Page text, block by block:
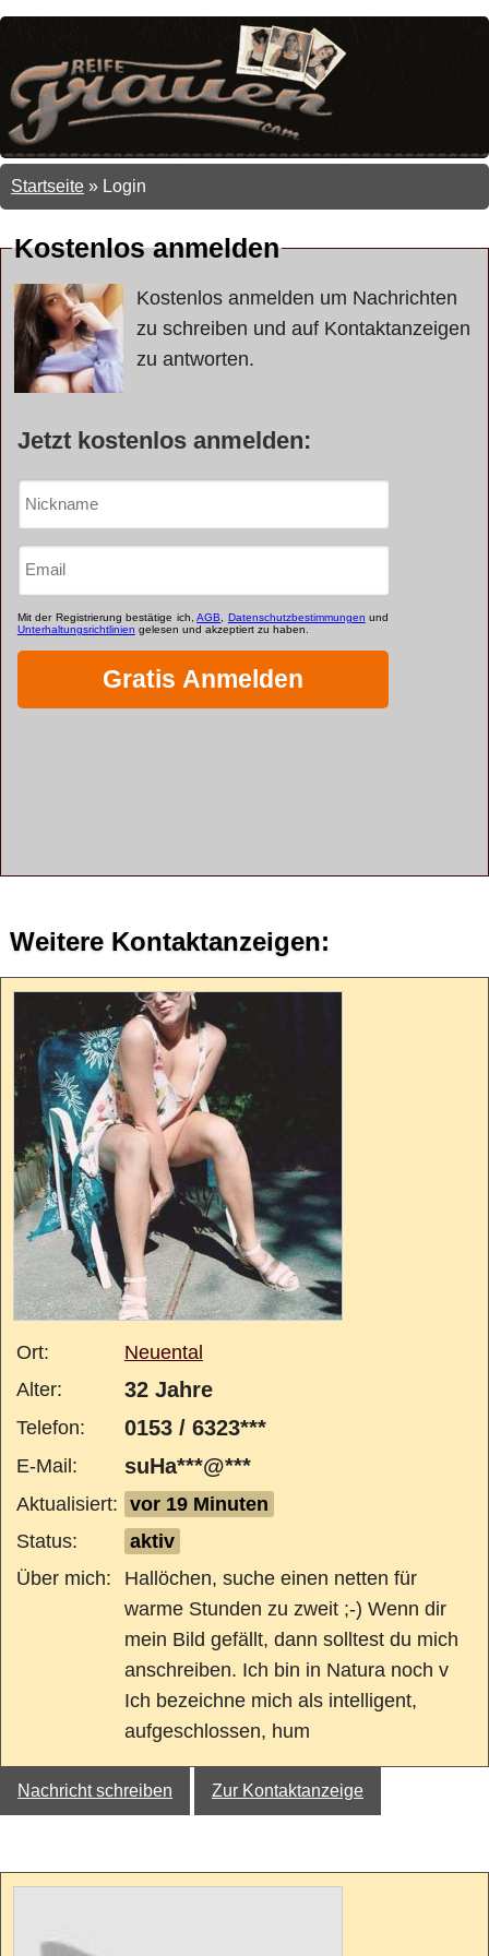
Startseite » Login
Kostenlos anmelden
Kostenlos anmelden um Nachrichten
zu schreiben und auf Kontaktanzeigen
zu antworten.
Jetzt kostenlos anmelden:
Weitere Kontaktanzeigen:
Ort:
Neuental
Alter:
32 Jahre
Telefon: 0153 / 6323***
E-Mail: suHa***@***
Aktualisiert: vor 19 Minuten
Status:
aktiv
Über mich:
Hallöchen, suche einen netten für
warme Stunden zu zweit ;-) Wenn dir
mein Bild gefällt, dann solltest du mich
anschreiben. Ich bin in Natura noch v
Ich bezeichne mich als intelligent,
aufgeschlossen, hum
Nachricht schreiben Zur Kontaktanzeige